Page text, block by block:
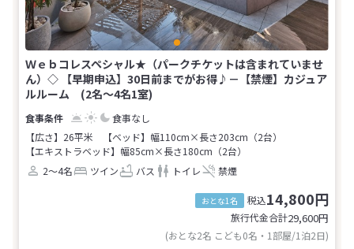
Ｗｅｂコレスペシャル★（パークチケットは含まれていませ
ん）◇ 【早期申込】30日前までがお得♪－【禁煙】カジュア
ルルーム (2名～4名1室)
食事なし
【広さ】26平米
【ベッド】幅110cm×長さ203cm（2台）
【エキストラベッド】幅85cm×長さ180cm（2台）
2～4名
ツイン バス トイレ 禁煙
おとな1名 税込14,800円
旅行代金合計29,600円
(おとな2名 こども0名・1部屋/1泊2日)